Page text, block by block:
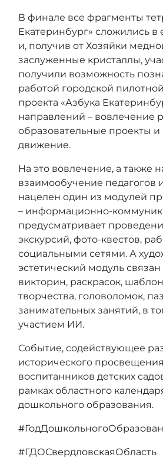
В финале все фрагменты
Екатеринбург» сложились в
и, получив от Хозяйки
заслуженные кристаллы,
получили возможность
работой городской
проекта «Азбука
направлений – вовлечение
образовательные проекты и
движение.
На это вовлечение, а также
взаимообучение педагогов
нацелен один из модулей
– информационно-
предусматривает
экскурсий, фото-квестов,
социальными сетями. А
эстетический модуль
викторин, раскрасок,
творчества, головоломок,
занимательных занятий, в
участием ИИ.
Событие, содействующее
исторического
воспитанников детских
рамках областного
дошкольного образования.
#ГДОСвердловскаяОбласть